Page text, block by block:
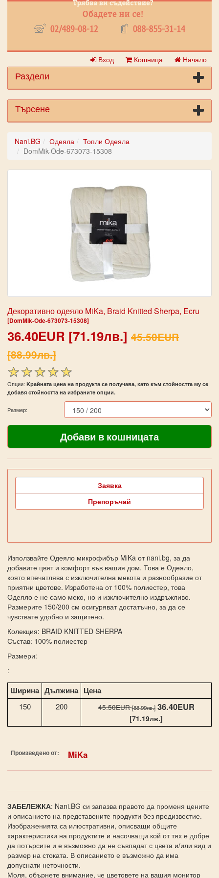
Вход Кошница Начало
Раздели
Търсене
Nani.BG Одеяла
Топли Одеяла
DomMik-Ode-673073-15308
Декоративно одеяло MiKa, Braid Knitted Sherpa, Ecru
[DomMik-Ode-673073-15308]
36.40EUR [71.19лв.] 45.50EUR
[88.99лв.]
Опции: Kрайната цена на продукта се получава, като към стойността му се
добавя стойността на избраните опции.
Размер:
Заявка
Препоръчай
Използвайте Одеяло микрофибър MiKa от nani.bg, за да
добавите цвят и комфорт във вашия дом. Това е Одеяло,
която впечатлява с изключителна мекота и разнообразие от
приятни цветове. Изработена от 100% полиестер, това
Одеяло е не само меко, но и изключително издръжливо.
Размерите 150/200 см осигуряват достатъчно, за да се
чувствате удобно и защитено.
Колекция: BRAID KNITTED SHERPA
Състав: 100% полиестер
Размери:
:
Ширина Дължина Цена
150 200 45.50EUR[88.99лв.] 36.40EUR
[71.19лв.]
Произведено от: MiKa
ЗАБЕЛЕЖКА: Nani.BG си запазва правото да променя цените
и описанието на представените продукти без предизвестие.
Изображенията са илюстративни, описващи общите
характеристики на продуктите и насочващи кой от тях е добре
да потърсите и е възможно да не съвпадат с цвета и/или вид и
размер на стоката. В описанието е възможно да има
допуснати неточности.
Моля, обърнете внимание, че цветовете на вашия монитор